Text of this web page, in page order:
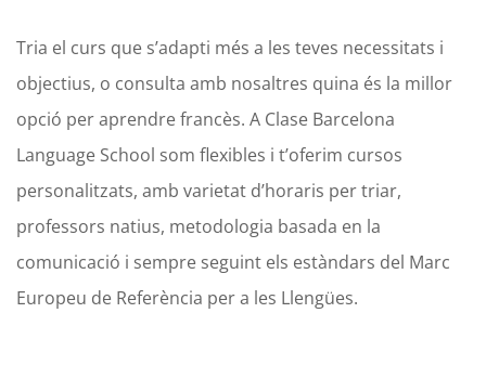
Tria el curs que s’adapti més a les teves necessitats i
objectius, o consulta amb nosaltres quina és la millor
opció per aprendre francès. A Clase Barcelona
Language School som flexibles i t’oferim cursos
personalitzats, amb varietat d’horaris per triar,
professors natius, metodologia basada en la
comunicació i sempre seguint els estàndars del Marc
Europeu de Referència per a les Llengües.